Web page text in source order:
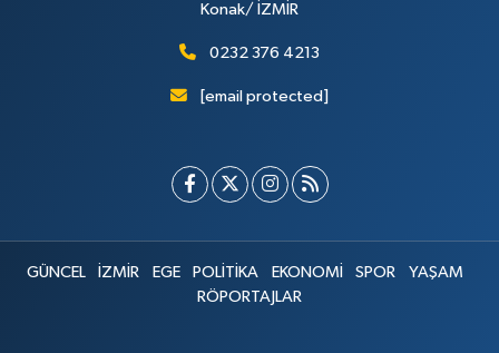
Konak/ İZMİR
0232 376 4213
[email protected]
GÜNCEL İZMİR EGE POLİTİKA EKONOMİ SPOR
YAŞAM
RÖPORTAJLAR